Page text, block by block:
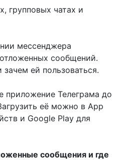
групповых чатах и
мессенджера
сообщений.
ей пользоваться.
приложение Телеграма до
её можно в App
и Google Play для
сообщения и где